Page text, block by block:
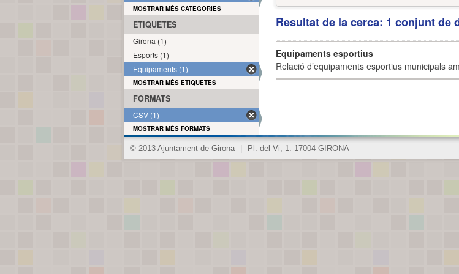
Resultat de la cerca: 1 conjunt de
Equipaments esportius
Relació d’equipaments esportius municipals
MOSTRAR MÉS CATEGORIES
ETIQUETES
Girona (1)
Esports (1)
Equipaments (1)
MOSTRAR MÉS ETIQUETES
FORMATS
CSV (1)
MOSTRAR MÉS FORMATS
© 2013 Ajuntament de Girona Pl. del Vi, 1. 17004 GIRONA